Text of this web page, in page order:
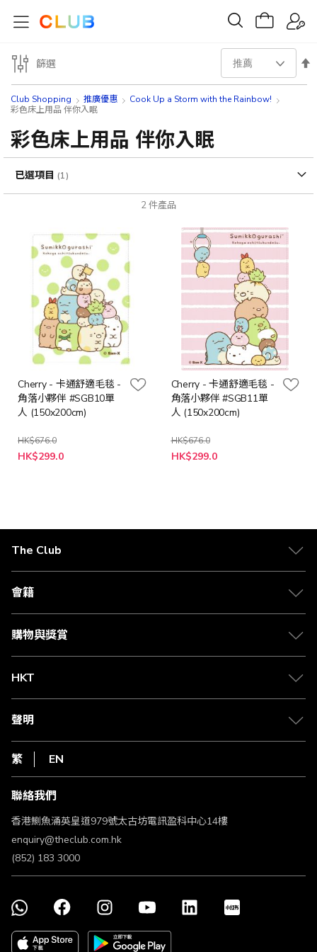
Club Shopping 推廣優惠
Cook Up a Storm with the Rainbow!
彩色床上用品 伴你入眠
彩色床上用品 伴你入眠
2件產品
設
方
Cherry - 卡通舒適毛毯 -
角落小夥伴 #SGB10單
人 (150x200cm)
HK$676.0
特
殊
HK$299.0
Cherry - 卡通舒適毛毯 -
角落小夥伴 #SGB11單
人 (150x200cm)
HK$676.0
特
殊
HK$299.0
篩選
已選項目
The Club
關於 The Club
合作夥伴
媒體中心
會籍
會籍及專屬禮遇
賺取積分
購物與獎賞
物流與配送
Club Shopping 商品領取站
常見問題
HKT
csl.
1010
HKT
聲明
私隱聲明
使用條款
條款及細則
不歧視及不騷擾聲明
認可牌照及通告
繁 EN
聯絡我們
香港鰂魚涌英皇道979號太古坊電訊盈科中心14樓
enquiry@theclub.com.hk
(852) 183 3000